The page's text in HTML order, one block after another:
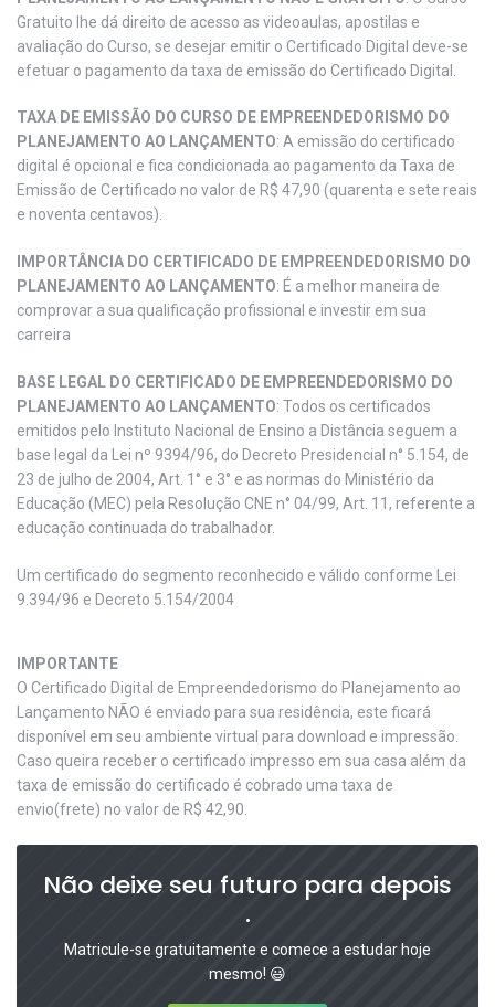
Gratuito lhe dá direito de acesso as videoaulas, apostilas e
avaliação do Curso, se desejar emitir o Certificado Digital deve-se
efetuar o pagamento da taxa de emissão do Certificado Digital.
TAXA DE EMISSÃO DO CURSO DE EMPREENDEDORISMO DO
PLANEJAMENTO AO LANÇAMENTO: A emissão do certificado
digital é opcional e fica condicionada ao pagamento da Taxa de
Emissão de Certificado no valor de R$ 47,90 (quarenta e sete reais
e noventa centavos).
IMPORTÂNCIA DO CERTIFICADO DE EMPREENDEDORISMO DO
PLANEJAMENTO AO LANÇAMENTO: É a melhor maneira de
comprovar a sua qualificação profissional e investir em sua
carreira
BASE LEGAL DO CERTIFICADO DE EMPREENDEDORISMO DO
PLANEJAMENTO AO LANÇAMENTO: Todos os certificados
emitidos pelo Instituto Nacional de Ensino a Distância seguem a
base legal da Lei nº 9394/96, do Decreto Presidencial n° 5.154, de
23 de julho de 2004, Art. 1° e 3° e as normas do Ministério da
Educação (MEC) pela Resolução CNE n° 04/99, Art. 11, referente a
educação continuada do trabalhador.
Um certificado do segmento reconhecido e válido conforme Lei
9.394/96 e Decreto 5.154/2004
IMPORTANTE
O Certificado Digital de Empreendedorismo do Planejamento ao
Lançamento NÃO é enviado para sua residência, este ficará
disponível em seu ambiente virtual para download e impressão.
Caso queira receber o certificado impresso em sua casa além da
taxa de emissão do certificado é cobrado uma taxa de
envio(frete) no valor de R$ 42,90.
Não deixe seu futuro para depois
.
Matricule-se gratuitamente e comece a estudar hoje
mesmo! 😃